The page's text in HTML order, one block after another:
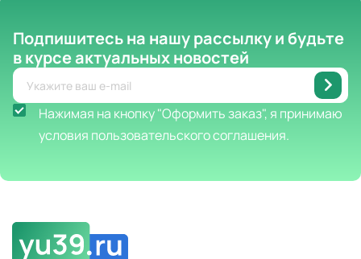
Подпишитесь на нашу рассылкуи будьте
в курсе актуальных новостей
Нажимая на кнопку "Оформить заказ", я принимаю
условия пользовательского соглашения.